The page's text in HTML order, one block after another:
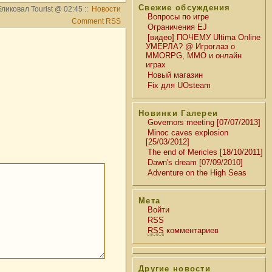
Свежие обсуждения
Вопросы по игре
Ограничения EJ
[видео] ПОЧЕМУ Ultima Online
УМЕРЛА? @ Игроглаз о
MMORPG, MMO и онлайн
играх
Новый магазин
Fix для UOsteam
Новинки Галереи
Governors meeting [07/07/2013]
Minoc caves explosion
[25/03/2012]
The end of Mericles [18/10/2011]
Dawn's dream [07/09/2010]
Adventure on the High Seas
Мета
Войти
RSS
RSS комментариев
Другие новости
Tourist @ 02:45 :: Новости
Comment RSS